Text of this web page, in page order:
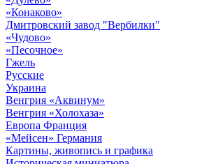
«Конаково»
Дмитровский завод "Вербилки"
«Чудово»
«Песочное»
Гжель
Русские
Украина
Венгрия «Аквинум»
Венгрия «Холохаза»
Европа Франция
«Мейсен» Германия
Картины, живопись и графика